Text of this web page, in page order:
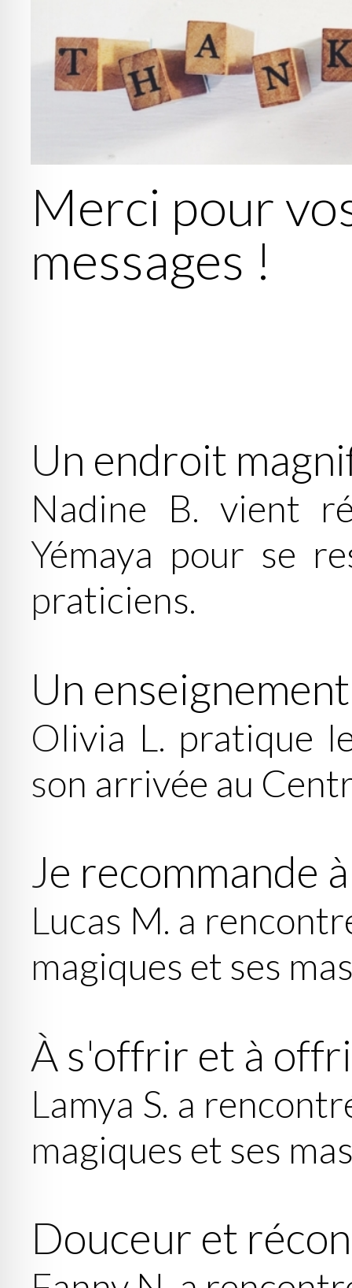
Merci pour
messages !
Un endroit
Nadine B. vient
Yémaya pour se
praticiens.
Un
Olivia L. pratique
son arrivée au
Je recommande
Lucas M. a
magiques et ses
À s'offrir et à
Lamya S. a
magiques et ses
Douceur et